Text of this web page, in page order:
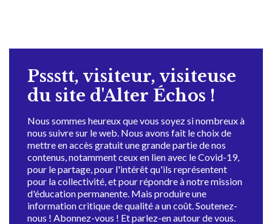
Pssstt, visiteur, visiteuse
du site d'Alter Échos !
Nous sommes heureux que vous soyez si nombreux à
nous suivre sur le web. Nous avons fait le choix de
mettre en accès gratuit une grande partie de nos
contenus, notamment ceux en lien avec le Covid-19,
pour le partage, pour l'intérêt qu'ils représentent
pour la collectivité, et pour répondre à notre mission
d'éducation permanente. Mais produire une
information critique de qualité a un coût. Soutenez-
nous ! Abonnez-vous ! Et parlez-en autour de vous.